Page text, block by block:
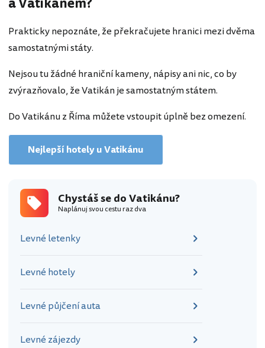
Prakticky nepoznáte, že překračujete hranici mezi dvěma
samostatnými státy.
Nejsou tu žádné hraniční kameny, nápisy ani nic, co by
zvýrazňovalo, že Vatikán je samostatným státem.
Do Vatikánu z Říma můžete vstoupit úplně bez omezení.
Nejlepší hotely u Vatikánu
Chystáš se do Vatikánu?
Naplánuj svou cestu raz dva
Levné letenky
Levné hotely
Levné půjčení auta
Levné zájezdy